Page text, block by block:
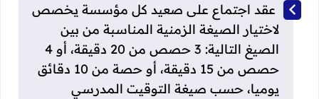
عقد اجتماع على صعيد كل مؤسسة يخصص
لاختيار الصيغة الزمنية المناسبة من بين
الصيغ التالية: 3 حصص من 20 دقيقة، أو 4
حصص من 15 دقيقة، أو حصة من 10 دقائق
يوميا، حسب صيغة التوقيت المدرسي